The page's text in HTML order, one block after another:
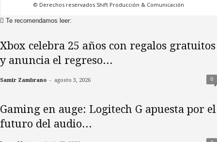
© Derechos reservados Shift Producción & Comunicación
Te recomendamos leer:
Xbox celebra 25 años con regalos gratuitos
y anuncia el regreso...
Samir Zambrano - agosto 3, 2026 0
Gaming en auge: Logitech G apuesta por el
futuro del audio...